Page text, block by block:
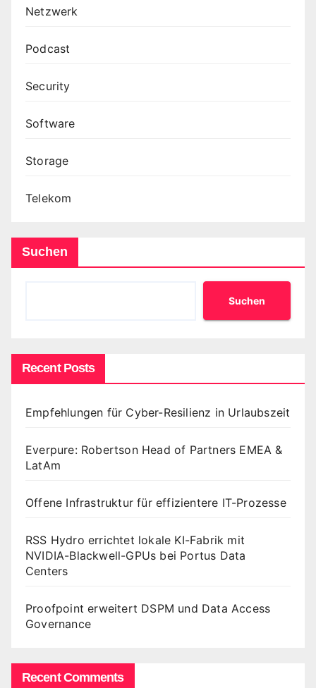
Netzwerk
Podcast
Security
Software
Storage
Telekom
Suchen
Suchen
Recent Posts
Empfehlungen für Cyber-Resilienz in Urlaubszeit
Everpure: Robertson Head of Partners EMEA &
LatAm
Offene Infrastruktur für effizientere IT-Prozesse
RSS Hydro errichtet lokale KI-Fabrik mit
NVIDIA-Blackwell-GPUs bei Portus Data
Centers
Proofpoint erweitert DSPM und Data Access
Governance
Recent Comments